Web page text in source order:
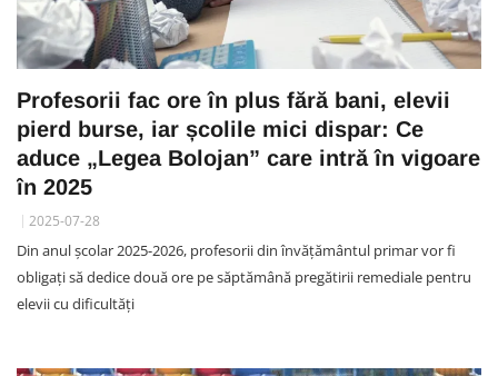
Profesorii fac ore în plus fără bani, elevii
pierd burse, iar școlile mici dispar: Ce
aduce „Legea Bolojan” care intră în vigoare
în 2025
2025-07-28
Din anul școlar 2025-2026, profesorii din învățământul primar vor fi
obligați să dedice două ore pe săptămână pregătirii remediale pentru
elevii cu dificultăți